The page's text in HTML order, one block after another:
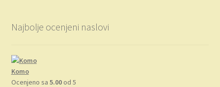
Najbolje ocenjeni naslovi
Komo
Ocenjeno sa 5.00od 5